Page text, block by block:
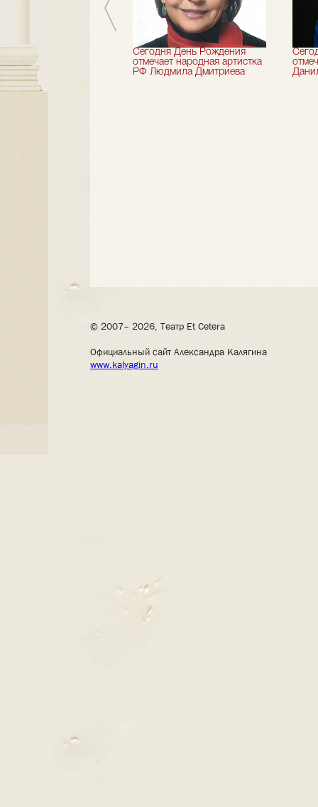
искусств
Николай Максимов
Сегодня День Рождения
отмечает народная артистка
РФ Людмила Дмитриева
© 2007– 2026, Театр Et Cetera
Официальный сайт Александра Калягина
www.kalyagin.ru